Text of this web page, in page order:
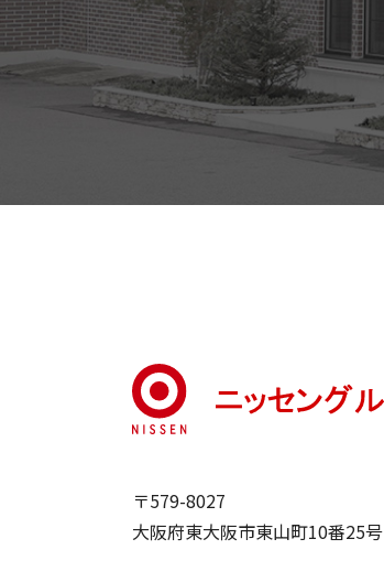
〒579-8027
大阪府東大阪市東山町10番25号